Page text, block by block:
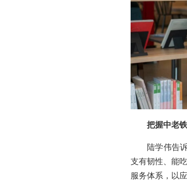
把握中老
陆学伟告
支有韧性、能
服务体系，以